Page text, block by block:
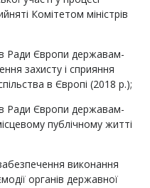
Комітетом міністрів
Ради Європи державам-
захисту і сприяння
в Європі (2018 р.);
Ради Європи державам-
публічному житті
виконання
органів державної